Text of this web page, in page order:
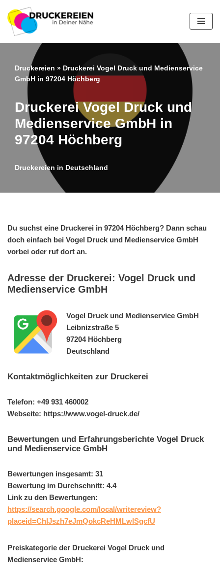
Zum
Inhalt
Druckereien » Druckerei Vogel Druck und Medienservice
GmbH in 97204 Höchberg
Druckerei Vogel Druck und
Medienservice GmbH in
97204 Höchberg
Druckereien in Deutschland
Du suchst eine Druckerei in 97204 Höchberg? Dann schau
doch einfach bei Vogel Druck und Medienservice GmbH
vorbei oder ruf dort an.
Adresse der Druckerei: Vogel Druck und
Medienservice GmbH
Vogel Druck und Medienservice GmbH
Leibnizstraße 5
97204 Höchberg
Deutschland
Kontaktmöglichkeiten zur Druckerei
Telefon: +49 931 460002
Webseite: https://www.vogel-druck.de/
Bewertungen und Erfahrungsberichte Vogel Druck
und Medienservice GmbH
Bewertungen insgesamt: 31
Bewertung im Durchschnitt: 4.4
Link zu den Bewertungen:
https://search.google.com/local/writereview?
placeid=ChIJszh7eJmQokcReHMLwlSgcfU
Preiskategorie der Druckerei Vogel Druck und
Medienservice GmbH: